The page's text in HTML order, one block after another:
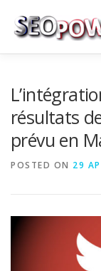
MES
résultats
prévu en
POSTED ON 29